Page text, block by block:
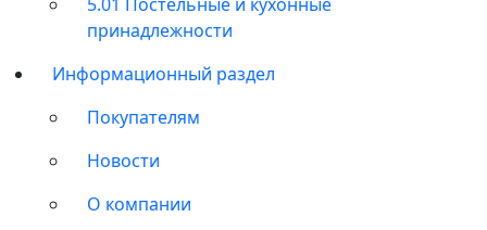
принадлежности
Информационный раздел
Покупателям
Новости
О компании